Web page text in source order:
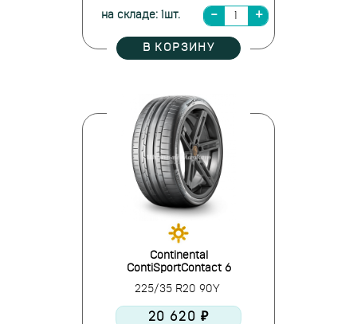
на складе: 1шт.
В КОРЗИНУ
Continental
ContiSportContact 6
225/35 R20 90Y
20 620 ₽